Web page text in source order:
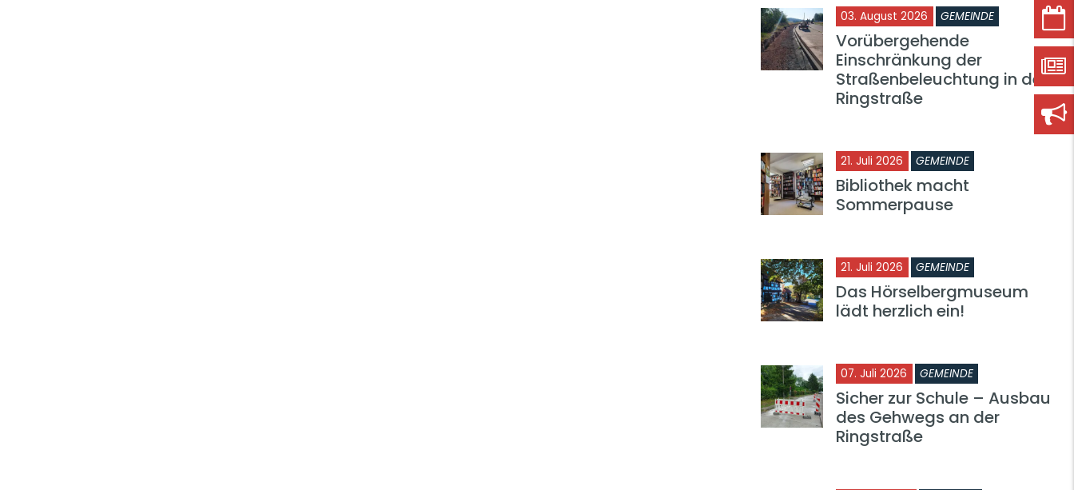
03. August 2026 GEMEINDE
Vorübergehende
Einschränkung der
Straßenbeleuchtung in der
Ringstraße
21. Juli 2026 GEMEINDE
Bibliothek macht
Sommerpause
21. Juli 2026 GEMEINDE
Das Hörselbergmuseum
lädt herzlich ein!
07. Juli 2026 GEMEINDE
Sicher zur Schule – Ausbau
des Gehwegs an der
Ringstraße